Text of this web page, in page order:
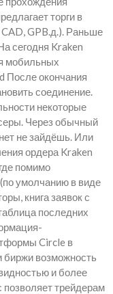
торги в
GPB.д.). Раньше
сегодня Kraken
мобильных
После окончания
соединение.
некоторые
Через обычный
не зайдёшь. Или
ордера Kraken
помимо
умолчанию в виде
книга заявок с
последних
Circle в
биржи возможность
и более
трейдерам